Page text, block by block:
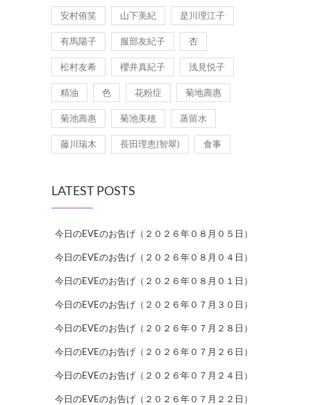
安村侑笑 山下美紀 是川理江子
有馬陽子 服部友紀子 杏
松村友希 櫻井真紀子 浅見悦子
精油 色 花粉症 菊地壽惠
菊池壽惠 菊池美穂 蒸留水
藤川瑞木 長田理恵(智翠) 食事
LATEST POSTS
今日のEVEのお告げ（２０２６年０８月０５日）
今日のEVEのお告げ（２０２６年０８月０４日）
今日のEVEのお告げ（２０２６年０８月０１日）
今日のEVEのお告げ（２０２６年０７月３０日）
今日のEVEのお告げ（２０２６年０７月２８日）
今日のEVEのお告げ（２０２６年０７月２６日）
今日のEVEのお告げ（２０２６年０７月２４日）
今日のEVEのお告げ（２０２６年０７月２２日）